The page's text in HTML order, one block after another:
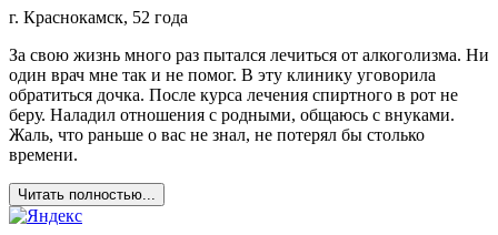
г. Краснокамск, 52 года
За свою жизнь много раз пытался лечиться от алкоголизма. Ни
один врач мне так и не помог. В эту клинику уговорила
обратиться дочка. После курса лечения спиртного в рот не
беру. Наладил отношения с родными, общаюсь с внуками.
Жаль, что раньше о вас не знал, не потерял бы столько
времени.
Читать полностью...